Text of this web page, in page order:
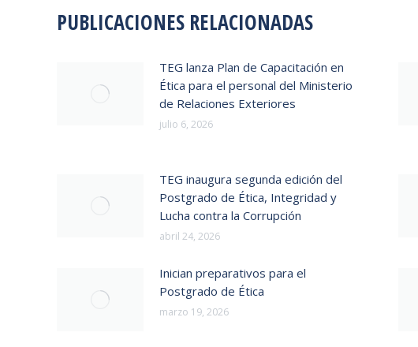
PUBLICACIONES RELACIONADAS
TEG lanza Plan de Capacitación en
Ética para el personal del Ministerio
de Relaciones Exteriores
julio 6, 2026
TEG inaugura segunda edición del
Postgrado de Ética, Integridad y
Lucha contra la Corrupción
abril 24, 2026
Inician preparativos para el
Postgrado de Ética
marzo 19, 2026